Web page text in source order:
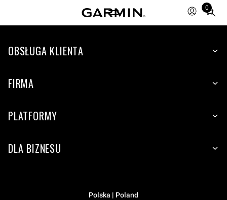
0
Total
items
cart:
OBSŁUGA KLIENTA
FIRMA
PLATFORMY
DLA BIZNESU
Polska | Poland